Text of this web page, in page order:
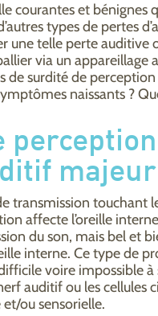
courantes et bénignes
types de pertes
une telle perte auditive
via un appareillage
surdité de perception
naissants ?
majeur
transmission touchant
affecte l’oreille
du son, mais bel et
interne. Ce type de
voire impossible à
auditif ou les cellules
et/ou sensorielle.